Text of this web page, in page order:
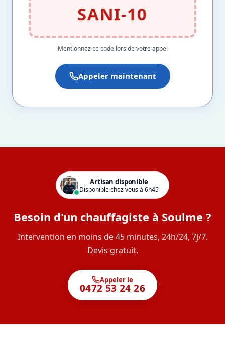
SANI-10
Mentionnez ce code lors de votre appel
Appeler maintenant
Artisan disponible
Disponible chez vous à 6h45
Besoin d'un chauffagiste à Soulme ?
Intervention en moins de 45 minutes, 24h/24, 7j/7.
Devis gratuit.
Appeler le
0472 53 24 26